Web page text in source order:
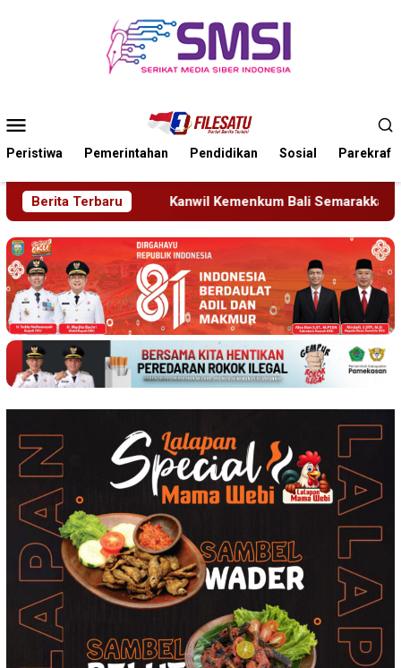
Mobile
Peristiwa Pemerintahan Pendidikan Sosial Parekraf
Berita Terbaru
Kemenkum Bali Semarakkan Hari Pengayoman ke-81